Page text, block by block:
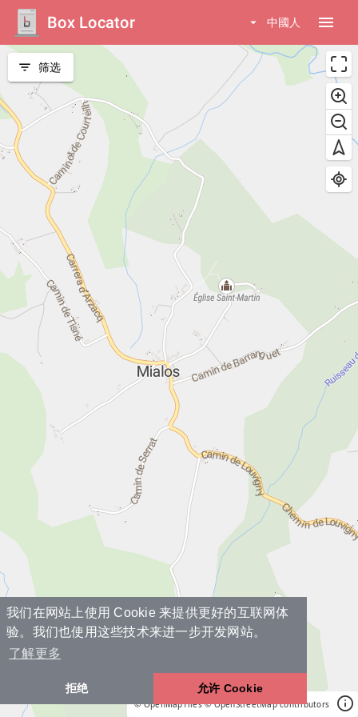
我们在网站上使用 Cookie 来提供更好的互联网体
验。我们也使用这些技术来进一步开发网站。
了解更多
拒绝 允许 Cookie
Box Locator arrow_drop_down 中國人 menu
© OpenMapTiles © OpenStreetMap contributors
filter_list 筛选